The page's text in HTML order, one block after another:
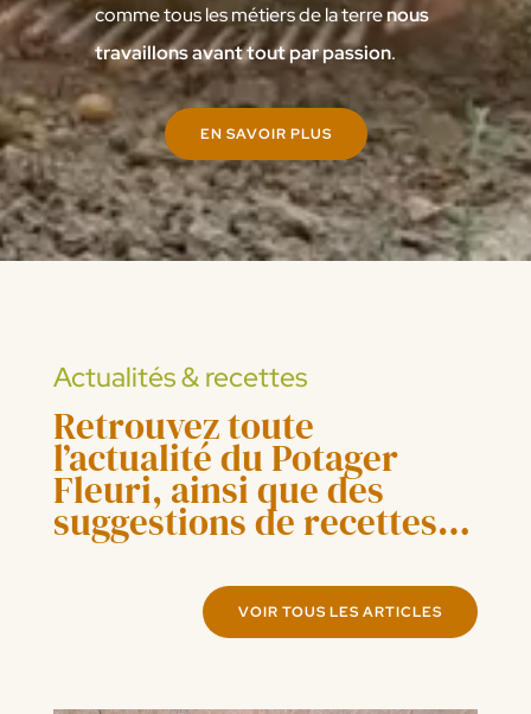
comme tous les métiers de la terrenous
travaillons avant tout par passion.
EN SAVOIR PLUS
Actualités & recettes
Retrouvez toute
l’actualité du Potager
Fleuri, ainsi que des
suggestions de recettes…
VOIR TOUS LES ARTICLES